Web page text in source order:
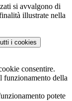
si avvalgono di
illustrate nella
i cookies
consentire.
funzionamento della
potete